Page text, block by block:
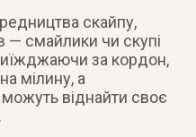
скайпу,
— смайлики чи скупі
за кордон,
мілину, а
віднайти своє